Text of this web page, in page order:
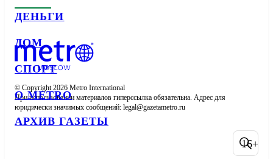
ДЕНЬГИ
ДОМ
СПОРТ
О METRO
АРХИВ ГАЗЕТЫ
© Copyright 2026 Metro International
При использовании материалов гиперссылка обязательна. Адрес для
юридически значимых сообщений:
16+